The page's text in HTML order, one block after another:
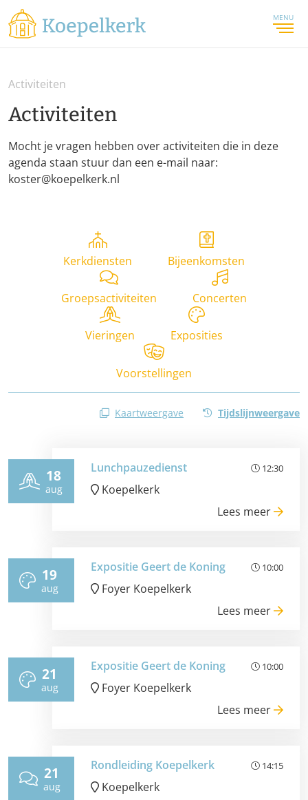
MENU
Activiteiten
Activiteiten
Mocht je vragen hebben over activiteiten die in deze
agenda staan stuur dan een e-mail naar:
koster@koepelkerk.nl
Kerkdiensten Bijeenkomsten
Groepsactiviteiten Concerten
Vieringen Exposities
Voorstellingen
Kaartweergave Tijdslijnweergave
18
aug
Lunchpauzedienst 12:30
Koepelkerk
Lees meer
19
aug
Expositie Geert de Koning 10:00
Foyer Koepelkerk
Lees meer
21
aug
Expositie Geert de Koning 10:00
Foyer Koepelkerk
Lees meer
21
aug
Rondleiding Koepelkerk 14:15
Koepelkerk